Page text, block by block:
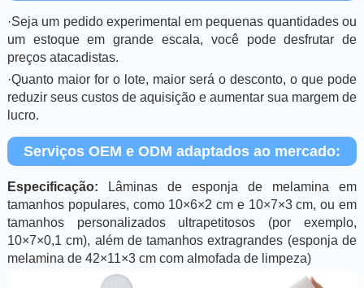
·Seja um pedido experimental em pequenas quantidades ou
um estoque em grande escala, você pode desfrutar de
preços atacadistas.
·Quanto maior for o lote, maior será o desconto, o que pode
reduzir seus custos de aquisição e aumentar sua margem de
lucro.
Serviços OEM e ODM adaptados ao mercado:
Especificação: Lâminas de esponja de melamina em
tamanhos populares, como 10×6×2 cm e 10×7×3 cm, ou em
tamanhos personalizados ultrapetitosos (por exemplo,
10×7×0,1 cm), além de tamanhos extragrandes (esponja de
melamina de 42×11×3 cm com almofada de limpeza)